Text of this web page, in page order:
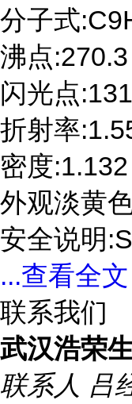
分子式
沸点
闪光点
折射率
密度:1.132
外观淡黄
安全说明
...查看全
联系我们
武汉浩荣
联系人 吕